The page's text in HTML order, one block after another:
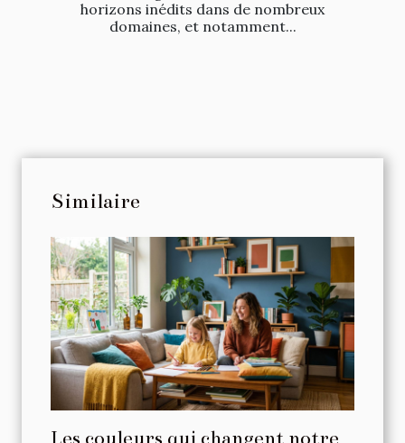
horizons inédits dans de nombreux
domaines, et notamment...
Similaire
Les couleurs qui changent notre